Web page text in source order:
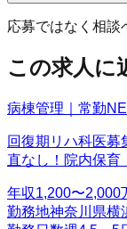
応募ではなく相談
この求人に
病棟管理｜常勤
回復期リハ科医募
直なし！院内保育
年収1,200〜2,000
勤務地神奈川県横